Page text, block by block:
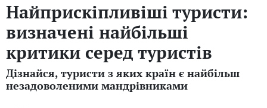
Найприскіпливіші туристи:
визначені найбільші
критики серед туристів
Дізнайся, туристи з яких країн є найбільш
незадоволеними мандрівниками